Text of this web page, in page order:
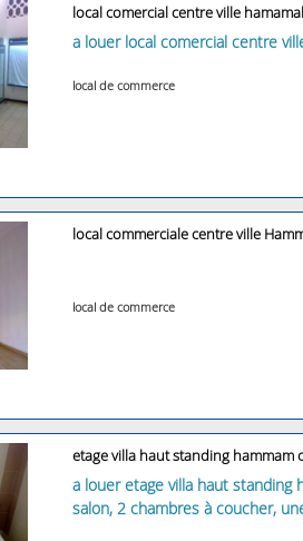
local comercial centre ville
a louer local comercial centre
local de commerce
local commerciale centre ville
local de commerce
etage villa haut standing hammam
a louer etage villa haut standing
salon, 2 chambres à coucher,